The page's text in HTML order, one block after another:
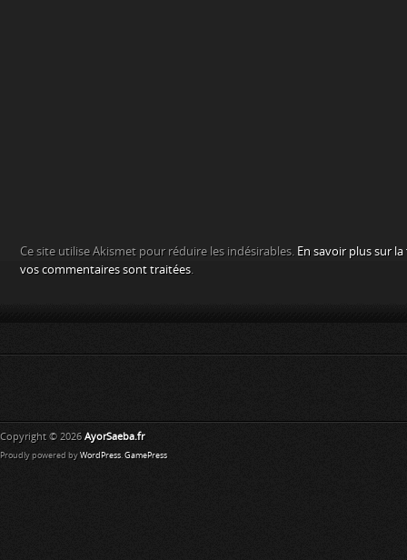
Ce site utilise Akismet pour réduire les indésirables. En savoir plus sur
vos commentaires sont traitées.
Copyright © 2026 AyorSaeba.fr
Proudly powered by WordPress. GamePress